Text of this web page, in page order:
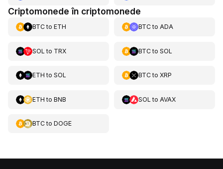
Criptomonede în criptomonede
BTCto ETH BTCto ADA
SOL to TRX BTCto SOL
ETH to SOL BTCto XRP
ETH to BNB SOL to AVAX
BTCto DOGE